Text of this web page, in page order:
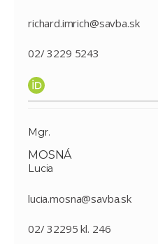
richard.imrich@savba.sk
02/ 3229 5243
Mgr.
MOSNÁ
Lucia
lucia.mosna@savba.sk
02/ 32295 kl. 246